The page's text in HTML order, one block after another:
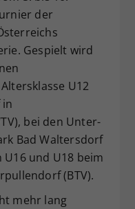
der
Gespielt wird
U12
in
bei den Unter-
Bad Waltersdorf
U16 und U18 beim
(BTV).
mehr lang
Ihre Consent-
anderem eine
ID, für die
Ihrer
dies eingestellt